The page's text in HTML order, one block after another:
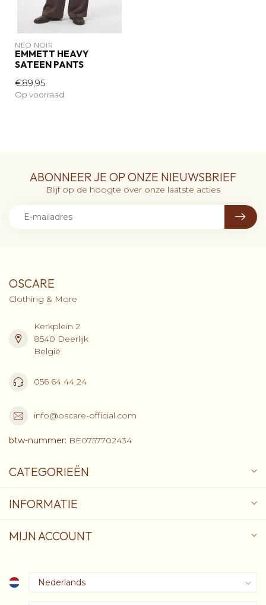
NEO NOIR
EMMETT HEAVY
SATEEN PANTS
€89,95
Op voorraad
ABONNEER JE OP ONZE NIEUWSBRIEF
Blijf op de hoogte over onze laatste acties
OSCARE
Clothing & More
Kerkplein 2
8540 Deerlijk
België
056 64 44 24
info@oscare-official.com
btw-nummer: BE0757702434
CATEGORIEËN
INFORMATIE
MIJN ACCOUNT